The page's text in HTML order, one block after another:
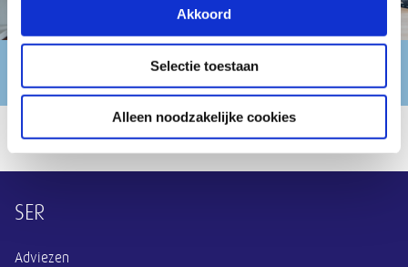
Akkoord
Selectie toestaan
Alleen noodzakelijke cookies
Website SCOOR-RMZO
Overige informatie
SER
Adviezen